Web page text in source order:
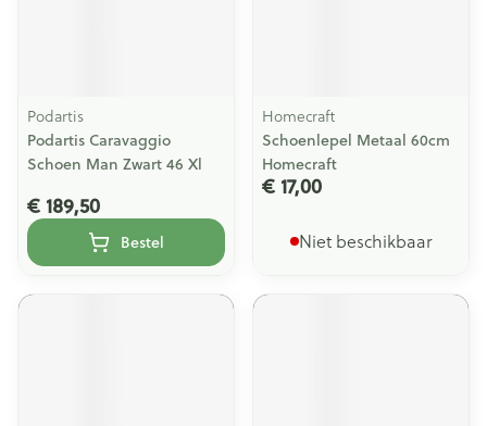
Podartis
Podartis Caravaggio
Schoen Man Zwart 46 Xl
€ 189,50
Bestel
Homecraft
Schoenlepel Metaal 60cm
Homecraft
€ 17,00
Niet beschikbaar